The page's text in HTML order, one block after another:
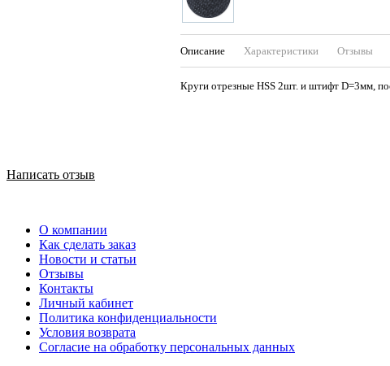
Описание Характеристики Отзывы
Круги отрезные HSS 2шт. и штифт D=3мм,
Написать отзыв
О компании
Как сделать заказ
Новости и статьи
Отзывы
Контакты
Личный кабинет
Политика конфиденциальности
Условия возврата
Согласие на обработку персональных данных